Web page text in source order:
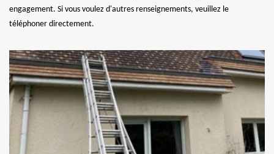
engagement. Si vous voulez d'autres renseignements, veuillez le
téléphoner directement.